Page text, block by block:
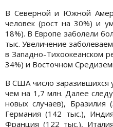
В Северной и Южной
человек (рост на 30%) и
18%). В Европе заболели
тыс. Увеличение
в Западно-Тихоокеанском
34%) и Восточном
В США число заразившихся
чем на 1,7 млн. Далее
новых случаев), Бразилия
Германия (142 тыс.),
Франция (122 тыс.),